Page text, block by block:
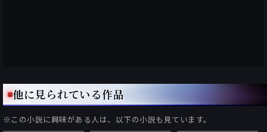
他に見られている作品
※この小説に興味がある人は、以下の小説も見ています。